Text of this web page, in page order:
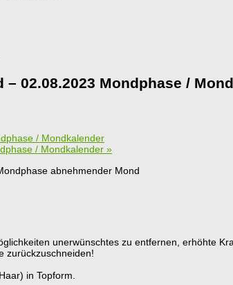
02.08.2023 Mondphase /
/ Mondkalender
/ Mondkalender »
unerwünschtes zu entfernen, erhöhte
zurückzuschneiden!
in Topform.